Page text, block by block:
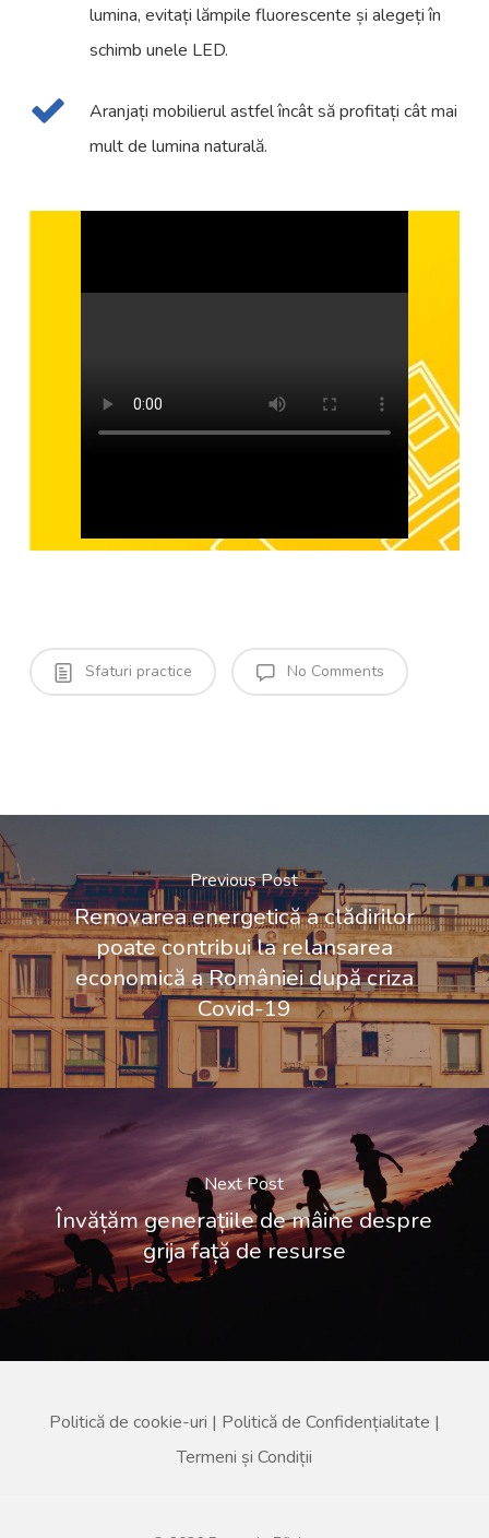
lumina, evitați lămpile fluorescente și alegeți în
schimb unele LED.
Aranjați mobilierul astfel încât să profitați cât mai
mult de lumina naturală.
Sfaturi practice No Comments
Previous Post
Renovarea energetică a clădirilor
poate contribui la relansarea
economică a României după criza
Covid-19
Next Post
Învățăm generațiile de mâine despre
grija față de resurse
Politică de cookie-uri | Politică de Confidențialitate |
Termeni și Condiții